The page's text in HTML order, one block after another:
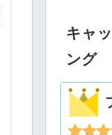
キャ
ング